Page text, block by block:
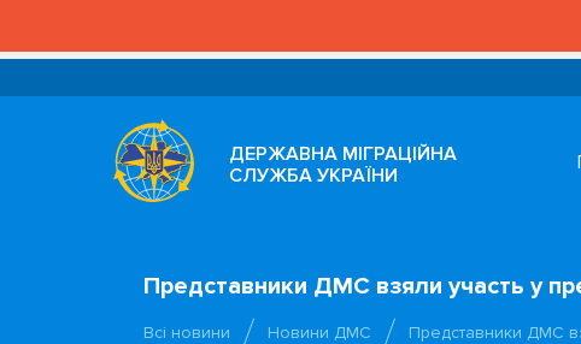
ДЕРЖАВНА МІГРАЦІЙНА
СЛУЖБА УКРАЇНИ
Представники ДМС взяли участь у
Всі новини Новини ДМС Представники ДМС